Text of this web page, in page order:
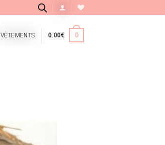
VÊTEMENTS 0.00€ 0